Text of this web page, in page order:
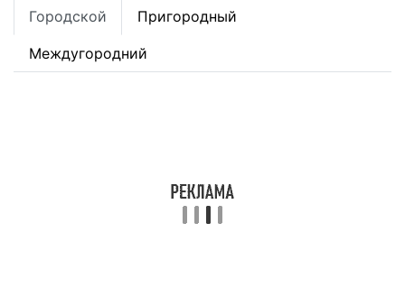
Городской Пригородный
Междугородний